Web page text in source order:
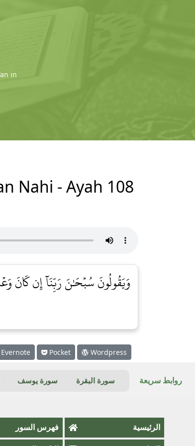
in
Nahi - Ayah 108
وَيَقُولُونَ سُبۡحَٰنَ رَبِّنَآ إِن كَانَ وَعۡدُ
Pocket Wordpress
روابط سريعة سورة البقرة سورة يوسف
الرئيسية فهرس السور